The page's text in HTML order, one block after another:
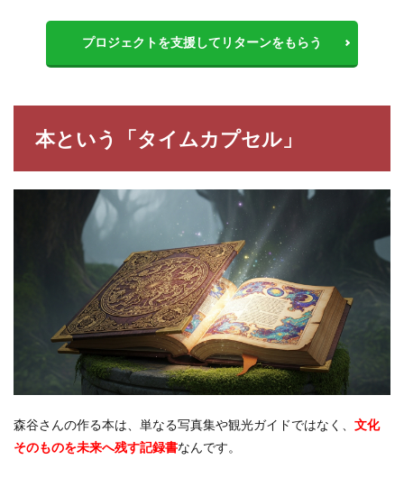
プロジェクトを支援してリターンをもらう
本という「タイムカプセル」
森谷さんの作る本は、単なる写真集や観光ガイドではなく、 文化
そのものを未来へ残す記録書なんです。